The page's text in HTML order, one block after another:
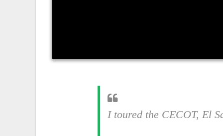
I toured the CECOT, El